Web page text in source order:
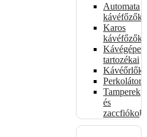
Automata
kávéfőzők
Karos
kávéfőzők
Kávégépek
tartozékai
Kávéőrlők
Perkolátorok
Tamperek
és
zaccfiókok